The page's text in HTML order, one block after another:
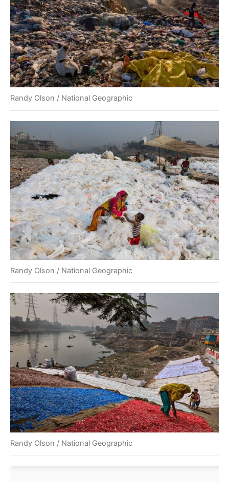
Randy Olson / National Geographic
Randy Olson / National Geographic
Randy Olson / National Geographic